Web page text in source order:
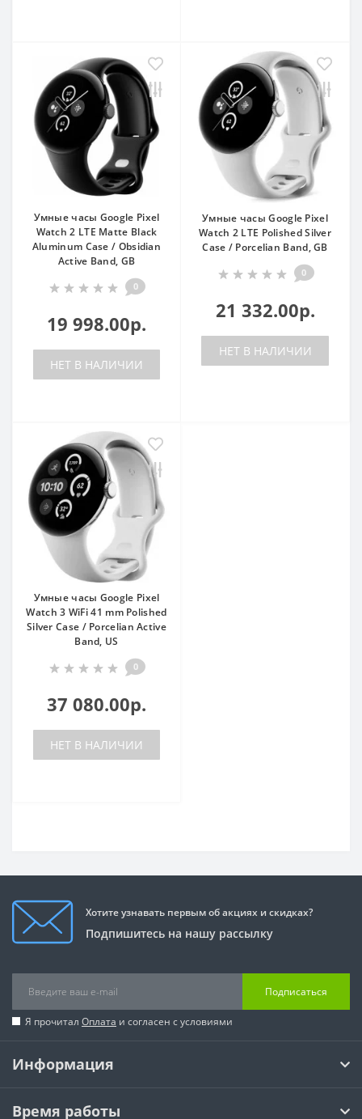
Умные часы Google Pixel
Watch 2 LTE Matte Black
Aluminum Case / Obsidian
Active Band, GB
0
19 998.00р.
НЕТ В НАЛИЧИИ
Умные часы Google Pixel
Watch 2 LTE Polished Silver
Case / Porcelian Band, GB
0
21 332.00р.
НЕТ В НАЛИЧИИ
Умные часы Google Pixel
Watch 3 WiFi 41 mm Polished
Silver Case / Porcelian Active
Band, US
0
37 080.00р.
НЕТ В НАЛИЧИИ
Хотите узнавать первым об акциях и скидках?
Подпишитесь на нашу рассылку
Подписаться
Я прочитал Оплата и согласен с условиями
Информация
Время работы